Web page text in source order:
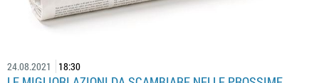
24.08.2021 18:30